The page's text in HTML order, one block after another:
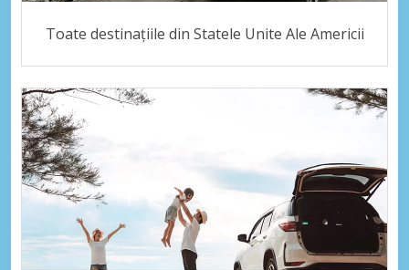
Toate destinațiile din Statele Unite Ale Americii